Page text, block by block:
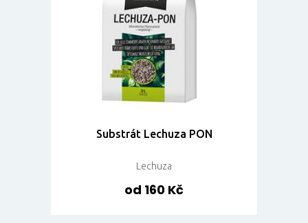
Substrát Lechuza PON
Lechuza
od 160 Kč